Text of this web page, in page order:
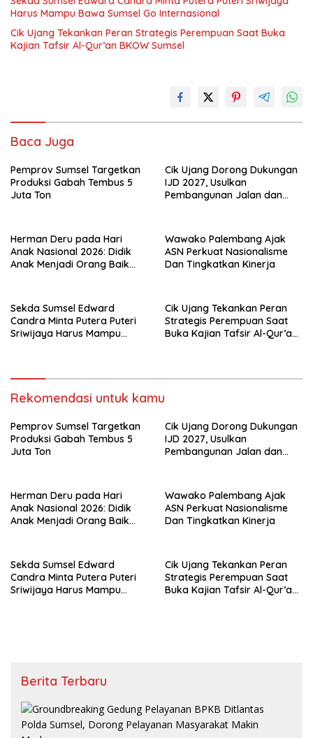
Harus Mampu Bawa Sumsel Go Internasional
Cik Ujang Tekankan Peran Strategis Perempuan Saat Buka
Kajian Tafsir Al-Qur’an BKOW Sumsel
Baca Juga
Pemprov Sumsel Targetkan
Produksi Gabah Tembus 5
Juta Ton
Cik Ujang Dorong Dukungan
IJD 2027, Usulkan
Pembangunan Jalan dan
Herman Deru pada Hari
Anak Nasional 2026: Didik
Anak Menjadi Orang Baik
Wawako Palembang Ajak
ASN Perkuat Nasionalisme
Dan Tingkatkan Kinerja
Sekda Sumsel Edward
Candra Minta Putera Puteri
Sriwijaya Harus Mampu
Cik Ujang Tekankan Peran
Strategis Perempuan Saat
Buka Kajian Tafsir Al-Qur’an
Rekomendasi untuk kamu
Pemprov Sumsel Targetkan
Produksi Gabah Tembus 5
Juta Ton
Cik Ujang Dorong Dukungan
IJD 2027, Usulkan
Pembangunan Jalan dan
Herman Deru pada Hari
Anak Nasional 2026: Didik
Anak Menjadi Orang Baik
Wawako Palembang Ajak
ASN Perkuat Nasionalisme
Dan Tingkatkan Kinerja
Sekda Sumsel Edward
Candra Minta Putera Puteri
Sriwijaya Harus Mampu
Cik Ujang Tekankan Peran
Strategis Perempuan Saat
Buka Kajian Tafsir Al-Qur’an
Berita Terbaru